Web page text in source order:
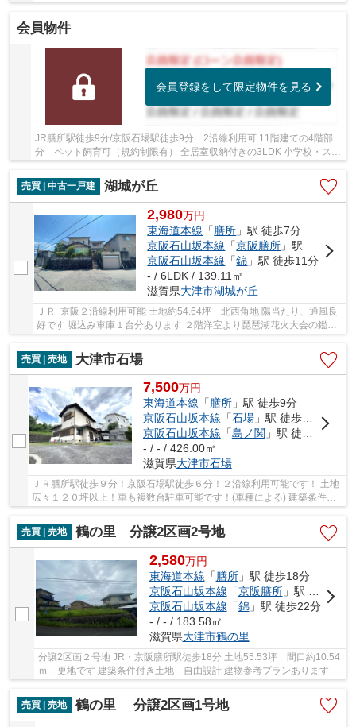
す
会員物件
会員登録をして限定物件を見る
JR膳所駅徒歩9分/京阪石場駅徒歩9分 2沿線利用可 11階建ての4階部
分 ペット飼育可（規約制限有） 全居室収納付きの3LDK 小学校・スー
パー徒歩10分圏内です
売買 | 中古一戸建
湖城が丘
2,980万円
東海道本線 「膳所 」駅 徒歩7分
京阪石山坂本線 「京阪膳所 」駅 徒歩7分
京阪石山坂本線 「錦 」駅 徒歩11分
- / 6LDK / 139.11㎡
滋賀県大津市湖城が丘
ＪＲ･京阪２沿線利用可能 土地約54.64坪 北西角地 陽当たり、通風良
好です 堀込み車庫１台分あります ２階洋室より琵琶湖花火大会の鑑賞
可能です
売買 | 売地
大津市石場
7,500万円
東海道本線 「膳所」駅 徒歩9分
京阪石山坂本線 「石場」駅 徒歩6分
京阪石山坂本線 「島ノ関 」駅 徒歩12分
- / - / 426.00㎡
滋賀県大津市石場
ＪＲ膳所駅徒歩９分！京阪石場駅徒歩６分！２沿線利用可能です！ 土地
広々１２０坪以上！車も複数台駐車可能です！(車種による) 建築条件無
売買 | 売地
鶴の里 分譲2区画2号地
2,580万円
東海道本線 「膳所」駅 徒歩18分
京阪石山坂本線 「京阪膳所」駅 徒歩18分
京阪石山坂本線 「錦」駅 徒歩22分
- / - / 183.58㎡
滋賀県大津市鶴の里
分譲2区画２号地 JR・京阪膳所駅徒歩18分 土地55.53坪 間口約10.54
ｍ 更地です 建築条件付き土地 自由設計 建物参考プランあります
売買 | 売地 鶴の里 分譲2区画1号地